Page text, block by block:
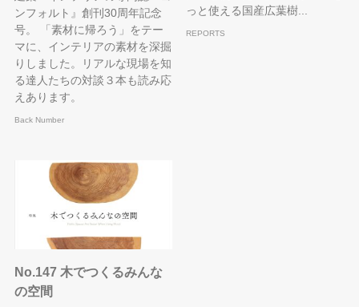
ンフォルト』創刊30周年記念
号。 「素材に帰ろう」をテー
マに、インテリアの素材を深掘
りしました。リアルな現場を知
る達人たちの対談３本も読み応
えあります。
Back Number
っと使える国産広葉樹...
REPORTS
No.147 木でつくるみんな
の空間